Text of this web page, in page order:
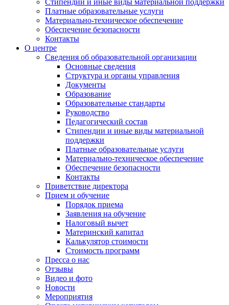
Платные образовательные услуги
Материально-техническое обеспечение
Обеспечение безопасности
Контакты
О центре
Сведения об образовательной организации
Основные сведения
Структура и органы управления
Документы
Образование
Образовательные стандарты
Руководство
Педагогический состав
Стипендии и иные виды материальной
поддержки
Платные образовательные услуги
Материально-техническое обеспечение
Обеспечение безопасности
Контакты
Приветствие директора
Прием и обучение
Порядок приема
Заявления на обучение
Налоговый вычет
Материнский капитал
Калькулятор стоимости
Стоимость программ
Пресса о нас
Отзывы
Видео и фото
Новости
Мероприятия